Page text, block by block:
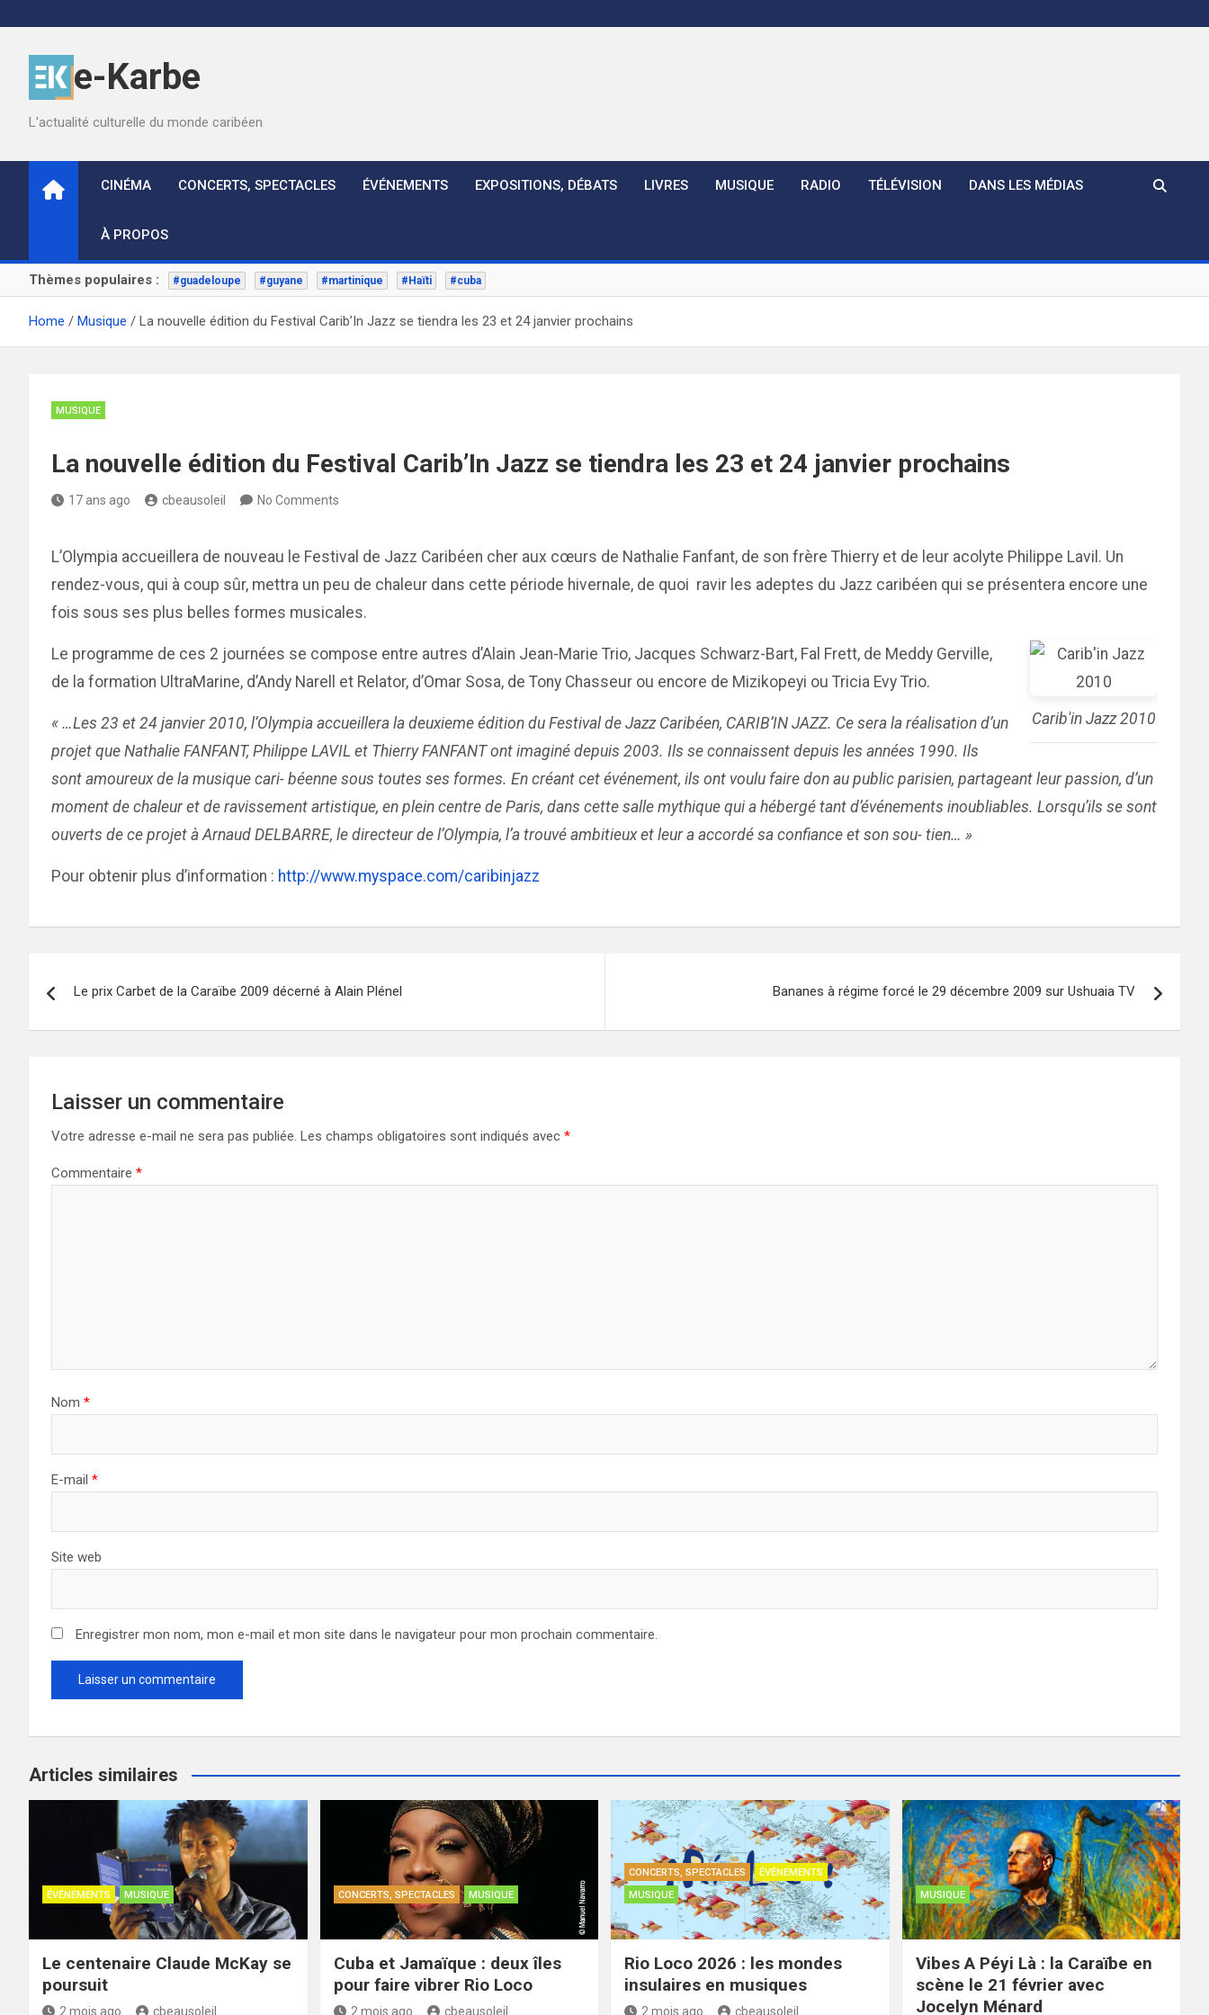
to
content
e-Karbe
L'actualité culturelle du monde caribéen
CINÉMA CONCERTS, SPECTACLES ÉVÉNEMENTS EXPOSITIONS, DÉBATS LIVRES MUSIQUE RADIO TÉLÉVISION DANS LES MÉDIAS
À PROPOS
Thèmes populaires : #guadeloupe #guyane #martinique #Haïti #cuba
Home Musique La nouvelle édition du Festival Carib’In Jazz se tiendra les 23 et 24 janvier prochains
MUSIQUE
La nouvelle édition du Festival Carib’In Jazz se tiendra les 23 et 24 janvier prochains
17 ans ago cbeausoleil No Comments
L’Olympia accueillera de nouveau le Festival de Jazz Caribéen cher aux cœurs de Nathalie Fanfant, de son frère Thierry et de leur acolyte Philippe Lavil. Un
rendez-vous, qui à coup sûr, mettra un peu de chaleur dans cette période hivernale, de quoi ravir les adeptes du Jazz caribéen qui se présentera encore une
fois sous ses plus belles formes musicales.
Carib'in Jazz 2010
Le programme de ces 2 journées se compose entre autres d’Alain Jean-Marie Trio, Jacques Schwarz-Bart, Fal Frett, de Meddy Gerville,
de la formation UltraMarine, d’Andy Narell et Relator, d’Omar Sosa, de Tony Chasseur ou encore de Mizikopeyi ou Tricia Evy Trio.
« …Les 23 et 24 janvier 2010, l’Olympia accueillera la deuxieme édition du Festival de Jazz Caribéen, CARIB’IN JAZZ. Ce sera la réalisation d’un
projet que Nathalie FANFANT, Philippe LAVIL et Thierry FANFANT ont imaginé depuis 2003. Ils se connaissent depuis les années 1990. Ils
sont amoureux de la musique cari- béenne sous toutes ses formes. En créant cet événement, ils ont voulu faire don au public parisien, partageant leur passion, d’un
moment de chaleur et de ravissement artistique, en plein centre de Paris, dans cette salle mythique qui a hébergé tant d’événements inoubliables. Lorsqu’ils se sont
ouverts de ce projet à Arnaud DELBARRE, le directeur de l’Olympia, l’a trouvé ambitieux et leur a accordé sa confiance et son sou- tien… »
Pour obtenir plus d’information : http://www.myspace.com/caribinjazz
de
Le prix Carbet de la Caraïbe 2009 décerné à Alain Plénel Bananes à régime forcé le 29 décembre 2009 sur Ushuaia TV
Laisser un commentaire
Votre adresse e-mail ne sera pas publiée. Les champs obligatoires sont indiqués avec *
Commentaire *
Nom *
E-mail *
Site web
Enregistrer mon nom, mon e-mail et mon site dans le navigateur pour mon prochain commentaire.
Articles similaires
ÉVÉNEMENTS MUSIQUE
Le centenaire Claude McKay se
poursuit
2 mois ago cbeausoleil
CONCERTS, SPECTACLES MUSIQUE
Cuba et Jamaïque : deux îles
pour faire vibrer Rio Loco
2 mois ago cbeausoleil
CONCERTS, SPECTACLES
ÉVÉNEMENTS
MUSIQUE
Rio Loco 2026 : les mondes
insulaires en musiques
2 mois ago cbeausoleil
MUSIQUE
Vibes A Péyi Là : la Caraïbe en
scène le 21 février avec
Jocelyn Ménard